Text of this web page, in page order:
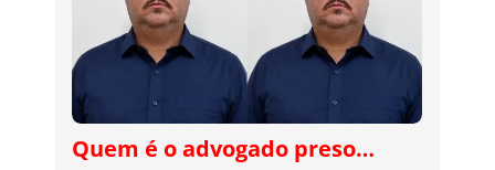
Quem é o advogado preso…